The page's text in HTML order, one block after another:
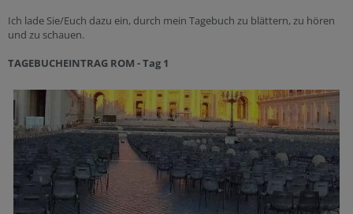
Ich lade Sie/Euch dazu ein, durch mein Tagebuch zu blättern, zu hören
und zu schauen.
TAGEBUCHEINTRAG ROM - Tag 1